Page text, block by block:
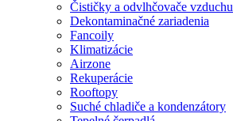
Čističky a odvlhčovače vzduchu
Dekontaminačné zariadenia
Fancoily
Klimatizácie
Airzone
Rekuperácie
Rooftopy
Suché chladiče a kondenzátory